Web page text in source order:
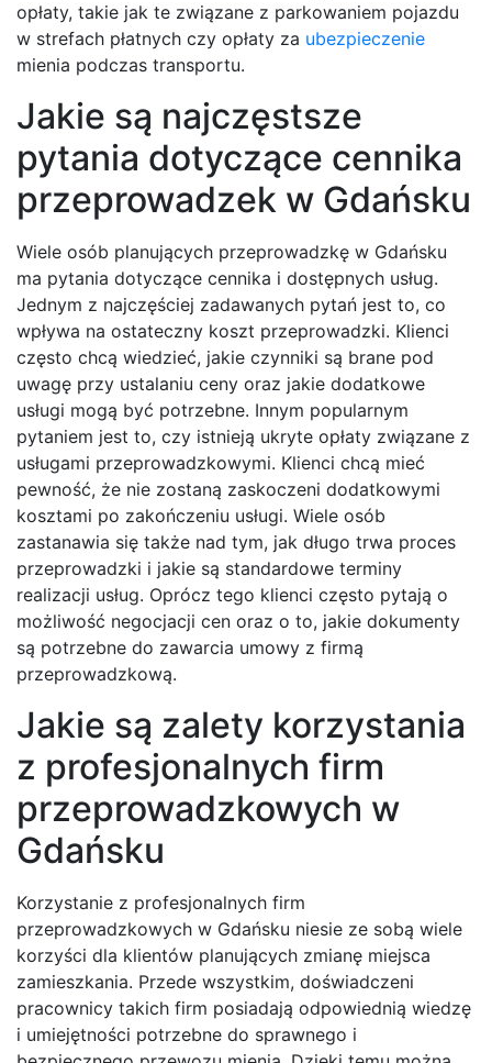
opłaty, takie jak te związane z parkowaniem pojazdu
w strefach płatnych czy opłaty za ubezpieczenie
mienia podczas transportu.
Jakie są najczęstsze
pytania dotyczące cennika
przeprowadzek w Gdańsku
Wiele osób planujących przeprowadzkę w Gdańsku
ma pytania dotyczące cennika i dostępnych usług.
Jednym z najczęściej zadawanych pytań jest to, co
wpływa na ostateczny koszt przeprowadzki. Klienci
często chcą wiedzieć, jakie czynniki są brane pod
uwagę przy ustalaniu ceny oraz jakie dodatkowe
usługi mogą być potrzebne. Innym popularnym
pytaniem jest to, czy istnieją ukryte opłaty związane z
usługami przeprowadzkowymi. Klienci chcą mieć
pewność, że nie zostaną zaskoczeni dodatkowymi
kosztami po zakończeniu usługi. Wiele osób
zastanawia się także nad tym, jak długo trwa proces
przeprowadzki i jakie są standardowe terminy
realizacji usług. Oprócz tego klienci często pytają o
możliwość negocjacji cen oraz o to, jakie dokumenty
są potrzebne do zawarcia umowy z firmą
przeprowadzkową.
Jakie są zalety korzystania
z profesjonalnych firm
przeprowadzkowych w
Gdańsku
Korzystanie z profesjonalnych firm
przeprowadzkowych w Gdańsku niesie ze sobą wiele
korzyści dla klientów planujących zmianę miejsca
zamieszkania. Przede wszystkim, doświadczeni
pracownicy takich firm posiadają odpowiednią wiedzę
i umiejętności potrzebne do sprawnego i